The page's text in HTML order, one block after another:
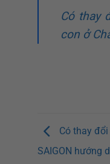
Có thay
con ở
Có thay
SAIGON hướng